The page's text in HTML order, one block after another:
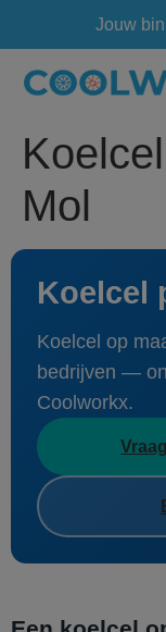
Jouw
Mol
Koelcel
Koelcel op
bedrijven —
Coolworkx.